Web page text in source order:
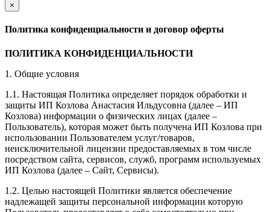
×
закрыть
Политика конфиденциальности и договор оферты
ПОЛИТИКА КОНФИДЕНЦИАЛЬНОСТИ
1. Общие условия
1.1. Настоящая Политика определяет порядок обработки и
защиты ИП Козлова Анастасия Ильдусовна (далее – ИП
Козлова) информации о физических лицах (далее –
Пользователь), которая может быть получена ИП Козлова при
использовании Пользователем услуг/товаров,
неисключительной лицензии предоставляемых в том числе
посредством сайта, сервисов, служб, программ используемых
ИП Козлова (далее – Сайт, Сервисы).
1.2. Целью настоящей Политики является обеспечение
надлежащей защиты персональной информации которую